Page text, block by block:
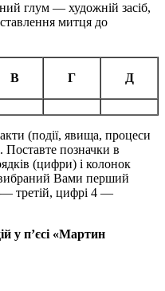
глум — художній засіб,
митця до
В Г Д
(події, явища, процеси
Поставте позначки в
(цифри) і колонок
Вами перший
третій, цифрі 4 —
у п’єсі «Мартин